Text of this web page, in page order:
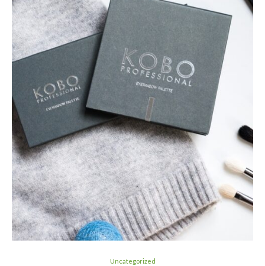
Uncategorized